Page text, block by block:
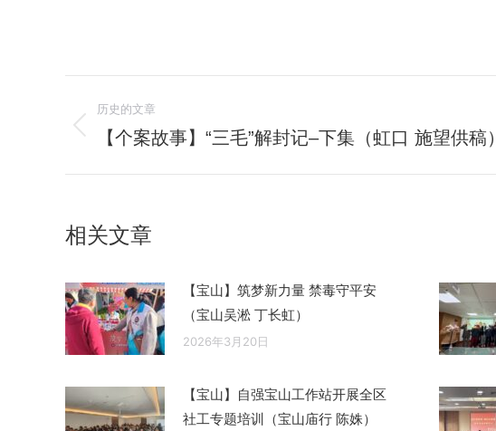
章
导
历史的文章
历
章：
【个案故事】“三毛”解封记–下集（虹口 施望供稿）
相关文章
【宝山】筑梦新力量 禁毒守平安
（宝山吴淞 丁长虹）
2026年3月20日
【宝山】自强宝山工作站开展全区
社工专题培训（宝山庙行 陈姝）